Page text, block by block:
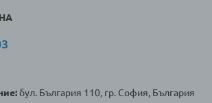
бул. България 110, гр. София, България